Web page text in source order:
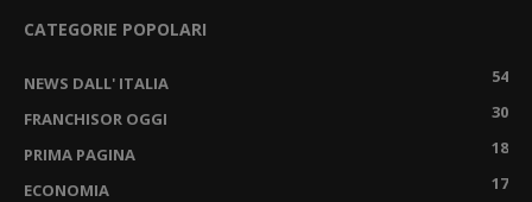
CATEGORIE POPOLARI
NEWS DALL' ITALIA
54
FRANCHISOR OGGI
30
PRIMA PAGINA
18
ECONOMIA
17